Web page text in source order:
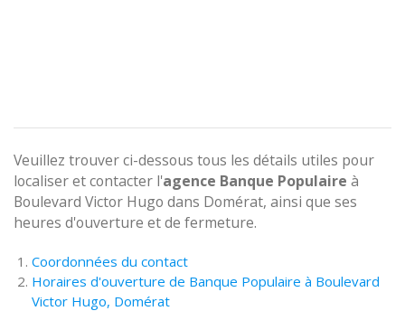
Veuillez trouver ci-dessous tous les détails utiles pour
localiser et contacter l'agence Banque Populaire à
Boulevard Victor Hugo dans Domérat, ainsi que ses
heures d'ouverture et de fermeture.
Coordonnées du contact
Horaires d'ouverture de Banque Populaire à Boulevard
Victor Hugo, Domérat